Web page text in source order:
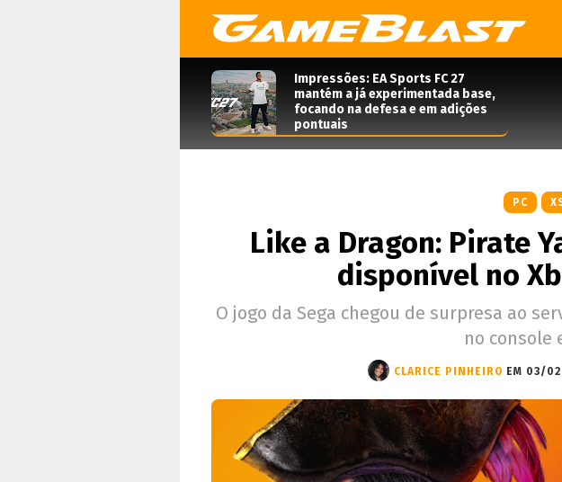
Impressões: EA Sports FC 27
mantém a já experimentada base,
focando na defesa e em adições
pontuais
PC
Like a Dragon: Pirate
disponível no
O jogo da Sega chegou de surpresa ao
no console
CLARICE PINHEIRO EM 03/